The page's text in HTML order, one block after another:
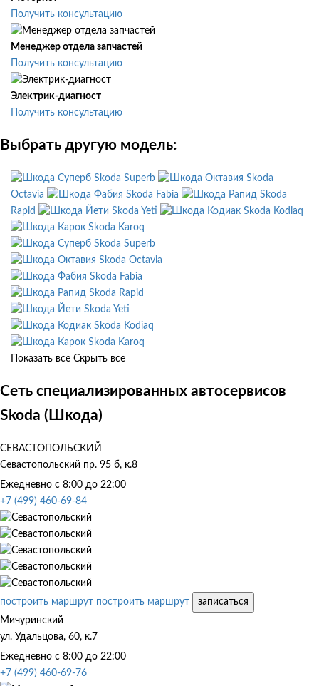
Получить консультацию
Менеджер отдела запчастей
Получить консультацию
Электрик-диагност
Получить консультацию
Выбрать другую модель:
Skoda Superb
Skoda
Octavia
Skoda Fabia
Skoda
Rapid
Skoda Yeti
Skoda Kodiaq
Skoda Karoq
Skoda Superb
Skoda Octavia
Skoda Fabia
Skoda Rapid
Skoda Yeti
Skoda Kodiaq
Skoda Karoq
Показать все Скрыть все
Сеть специализированных автосервисов
Skoda (Шкода)
СЕВАСТОПОЛЬСКИЙ
Севастопольский пр. 95 б, к.8
Ежедневно с 8:00 до 22:00
+7 (499) 460-69-84
построить маршрут построить маршрут
записаться
Мичуринский
ул. Удальцова, 60, к.7
Ежедневно с 8:00 до 22:00
+7 (499) 460-69-76